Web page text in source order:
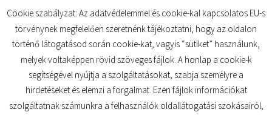
megerősítések teliholdra,Szűz zodiákus jegy,telihold,telihold
a Halak jegyében
Cookie szabályzat: Az adatvédelemmel és cookie-kal kapcsolatos EU-s
törvénynek megfelelően szeretnénk tájékoztatni, hogy az oldalon
történő látogatásod során cookie-kat, vagyis “sütiket” használunk,
melyek voltaképpen rövid szöveges fájlok. A honlap a cookie-k
segítségével nyújtja a szolgáltatásokat, szabja személyre a
hirdetéseket és elemzi a forgalmat. Ezen fájlok információkat
szolgáltatnak számunkra a felhasználók oldallátogatási szokásairól,